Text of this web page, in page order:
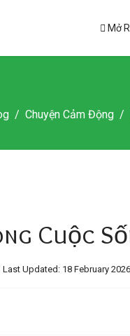
Mở
Chuyện Cảm Động
Cuộc
Last Updated: 18 February 2026